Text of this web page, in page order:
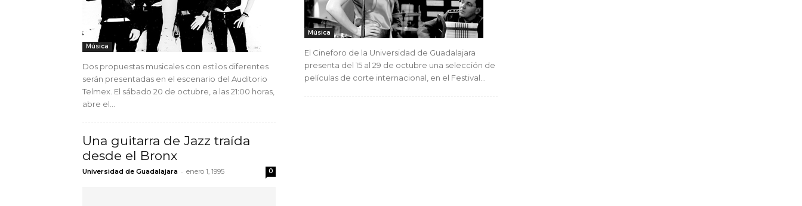
Música
Dos propuestas musicales con estilos diferentes
serán presentadas en el escenario del Auditorio
Telmex. El sábado 20 de octubre, a las 21:00 horas,
abre el...
Música
El Cineforo de la Universidad de Guadalajara
presenta del 15 al 29 de octubre una selección de
películas de corte internacional, en el Festival...
Una guitarra de Jazz traída
desde el Bronx
Universidad de Guadalajara - enero 1, 1995 0